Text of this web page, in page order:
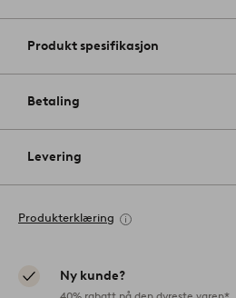
Produkt spesifikasjon
Betaling
Levering
Produkterklæring
Ny kunde?